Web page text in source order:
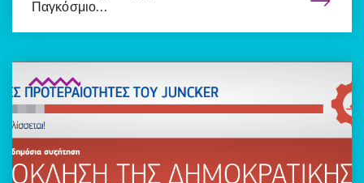
Παγκόσμιο…